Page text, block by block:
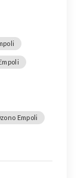
Empoli